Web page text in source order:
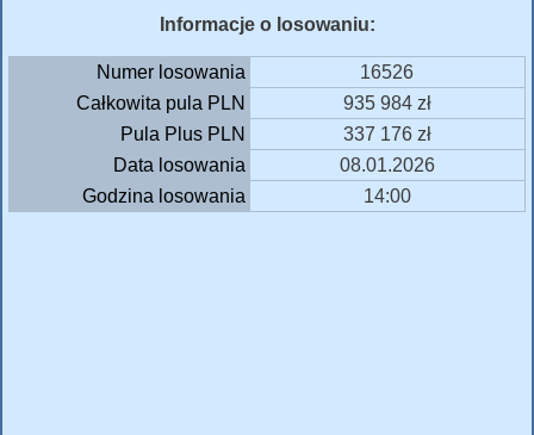
Informacje o losowaniu:
Numer losowania
16526
Całkowita pula PLN
935 984 zł
Pula Plus PLN
337 176 zł
Data losowania
08.01.2026
Godzina losowania
14:00